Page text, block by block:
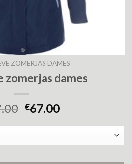
ZOMERJAS DAMES
zomerjas dames
€67.00